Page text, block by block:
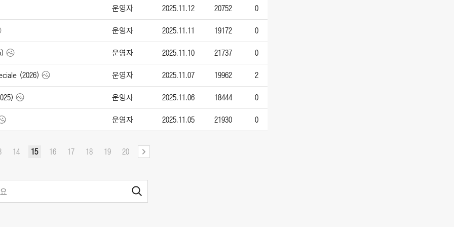
운영자 2025.11.12 20752 0
운영자 2025.11.11 19172 0
운영자 2025.11.10 21737 0
(2026) 운영자 2025.11.07 19962 2
운영자 2025.11.06 18444 0
운영자 2025.11.05 21930 0
14 15 16 17 18 19 20